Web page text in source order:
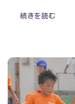
続きを読む